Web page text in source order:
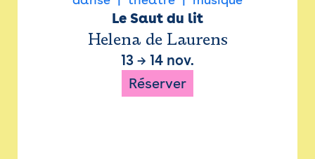
Le Saut du lit
Helena de Laurens
13 → 14 nov.
Réserver